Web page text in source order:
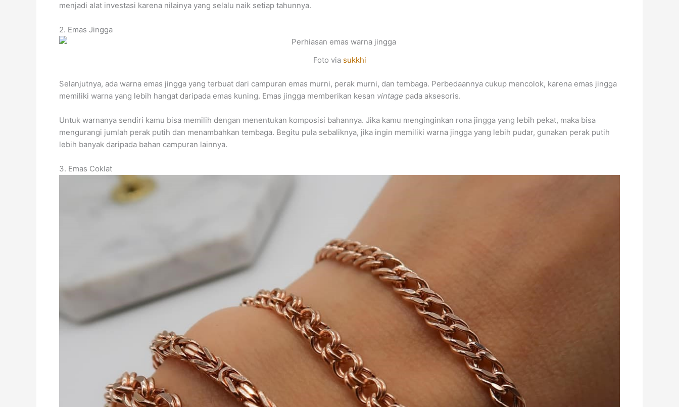
menjadi alat investasi karena nilainya yang selalu naik setiap tahunnya.
2. Emas Jingga
Foto via sukkhi
Selanjutnya, ada warna emas jingga yang terbuat dari campuran emas murni, perak murni, dan tembaga. Perbedaannya cukup mencolok, karena emas jingga
memiliki warna yang lebih hangat daripada emas kuning. Emas jingga memberikan kesan vintage pada aksesoris.
Untuk warnanya sendiri kamu bisa memilih dengan menentukan komposisi bahannya. Jika kamu menginginkan rona jingga yang lebih pekat, maka bisa
mengurangi jumlah perak putih dan menambahkan tembaga. Begitu pula sebaliknya, jika ingin memiliki warna jingga yang lebih pudar, gunakan perak putih
lebih banyak daripada bahan campuran lainnya.
3. Emas Coklat